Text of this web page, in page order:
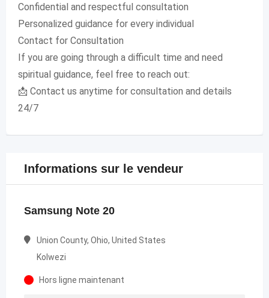
Confidential and respectful consultation
Personalized guidance for every individual
Contact for Consultation
If you are going through a difficult time and need
spiritual guidance, feel free to reach out:
📩 Contact us anytime for consultation and details
24/7
Informations sur le vendeur
Samsung Note 20
Union County, Ohio, United States
Kolwezi
Hors ligne maintenant